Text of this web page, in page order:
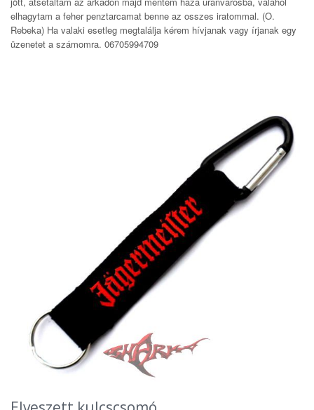
elhagytam a feher penztarcamat benne az osszes iratommal. (O.
Rebeka) Ha valaki esetleg megtalálja kérem hívjanak vagy írjanak egy
üzenetet a számomra. 06705994709